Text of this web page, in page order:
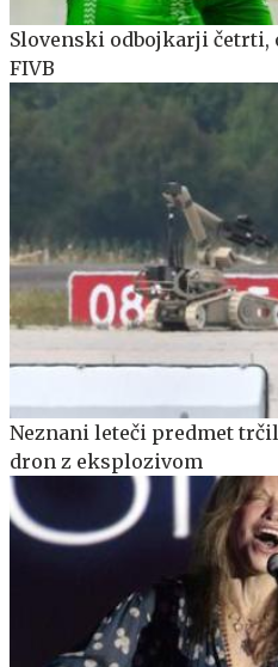
Slovenski odbojkarji četrti,
FIVB
Neznani leteči predmet
dron z eksplozivom